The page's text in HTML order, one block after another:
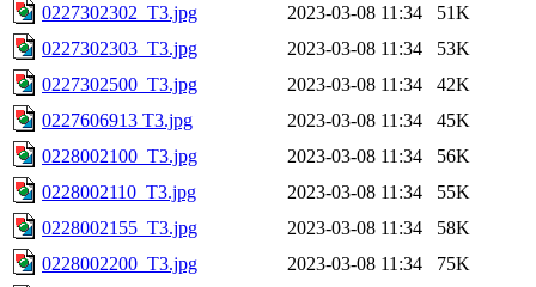
0227302302_T3.jpg
2023-03-08 11:34
51K
0227302303_T3.jpg
2023-03-08 11:34
53K
0227302500_T3.jpg
2023-03-08 11:34
42K
0227606913 T3.jpg
2023-03-08 11:34
45K
0228002100_T3.jpg
2023-03-08 11:34
56K
0228002110_T3.jpg
2023-03-08 11:34
55K
0228002155_T3.jpg
2023-03-08 11:34
58K
0228002200_T3.jpg
2023-03-08 11:34
75K